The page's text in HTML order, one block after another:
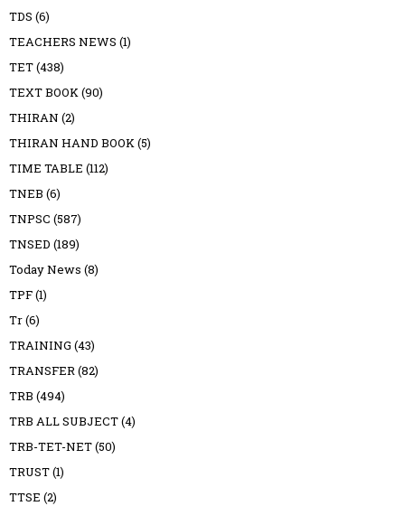
TDS (6)
TEACHERS NEWS (1)
TET(438)
TEXT BOOK(90)
THIRAN (2)
THIRAN HAND BOOK(5)
TIME TABLE (112)
TNEB (6)
TNPSC (587)
TNSED (189)
Today News (8)
TPF(1)
Tr(6)
TRAINING (43)
TRANSFER(82)
TRB (494)
TRB ALL SUBJECT(4)
TRB-TET-NET(50)
TRUST(1)
TTSE (2)